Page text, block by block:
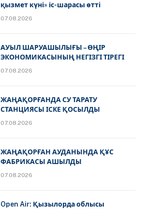
қызмет күні» іс-шарасы өтті
07.08.2026
АУЫЛ ШАРУАШЫЛЫҒЫ – ӨҢІР
ЭКОНОМИКАСЫНЫҢ НЕГІЗГІ ТІРЕГІ
07.08.2026
ЖАҢАҚОРҒАНДА СУ ТАРАТУ
СТАНЦИЯСЫ ІСКЕ ҚОСЫЛДЫ
07.08.2026
ЖАҢАҚОРҒАН АУДАНЫНДА ҚҰС
ФАБРИКАСЫ АШЫЛДЫ
07.08.2026
Open Air: Қызылорда облысы